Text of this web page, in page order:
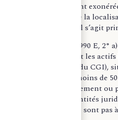
Certaines entités sont
indépendamment de la
direction effective. Il s’agit
Selon l’article 990 E, 2°
juridiques dont les
l’article 990 D du CGI),
représentent moins de
détenus directement ou
ou plusieurs entités
sociétés qui ne sont pas